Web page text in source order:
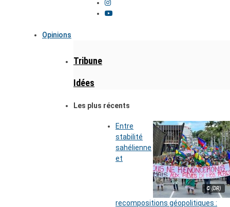
Opinions
Tribune
Idées
Les plus récents
© (DR)
Entre
stabilité
sahélienne
et
recompositions géopolitiques :